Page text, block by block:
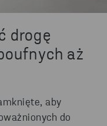
drogę
aż
aby
do